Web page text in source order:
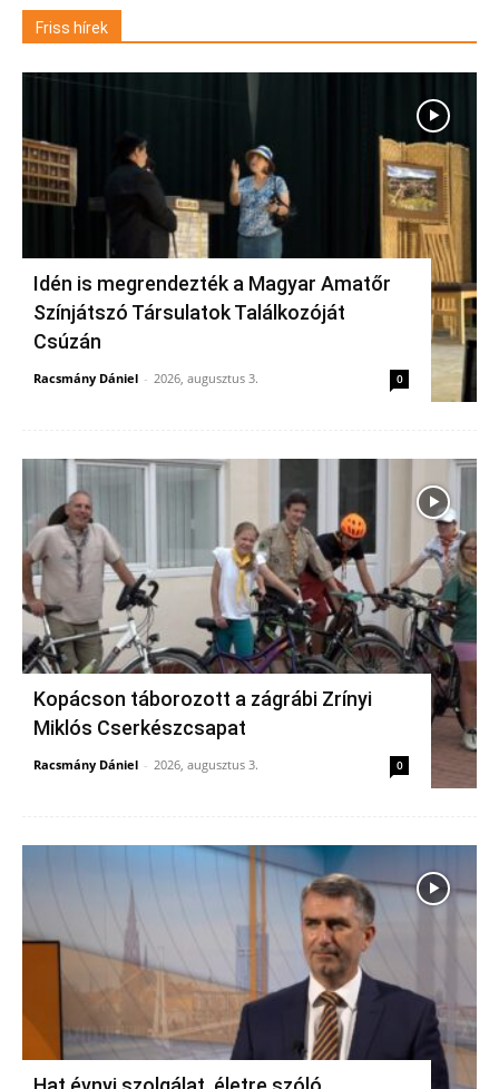
Friss hírek
Idén is megrendezték a Magyar Amatőr
Színjátszó Társulatok Találkozóját
Csúzán
Racsmány Dániel - 2026, augusztus 3. 0
Kopácson táborozott a zágrábi Zrínyi
Miklós Cserkészcsapat
Racsmány Dániel - 2026, augusztus 3. 0